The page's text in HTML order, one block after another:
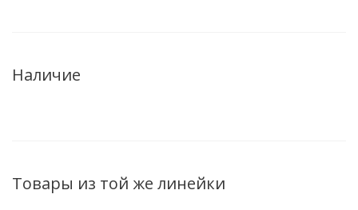
Наличие
Товары из той же линейки